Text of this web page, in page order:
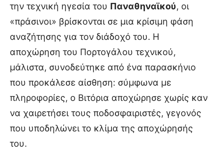
την τεχνική ηγεσία του Παναθηναϊκού, οι
«πράσινοι» βρίσκονται σε μια κρίσιμη φάση
αναζήτησης για τον διάδοχό του. Η
αποχώρηση του Πορτογάλου τεχνικού,
μάλιστα, συνοδεύτηκε από ένα παρασκήνιο
που προκάλεσε αίσθηση: σύμφωνα με
πληροφορίες, ο Βιτόρια αποχώρησε χωρίς καν
να χαιρετήσει τους ποδοσφαιριστές, γεγονός
που υποδηλώνει το κλίμα της αποχώρησής
του.